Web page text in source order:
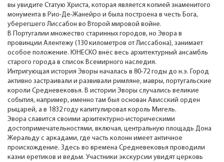
вы увидите Статую Христа, которая является копией знаменитого
монумента в Рио-Де-Жанейро и была построена в честь Бога,
уберегшего Лиссабон во Второй мировой войне.
В Португалии множество старинных городов, но Эвора в
провинции Алентежу (130 километров от Лиссабона), занимает
особое положение. ЮНЕСКО внёс весь архитектурный ансамбль
старого города в список Всемирного наследия.
Интригующая история Эворы началась в 80-72 годы до н.э. Город
активно застраивали и развивали римляне, мавры, португальские
короли Средневековья. В истории Эворы случались великие
события, например, именно там был основан Ависский орден
рыцарей, а в 1832 году капитулировал король Мигель.
Эвора славится своими архитектурно-историческими
достопримечательностями, включая, центральную площадь Дона
Жеральду с аркадами, где часть колонн имеет античное
происхождение. Здесь во времена Средневековья проводили
казни еретиков и ведьм. Участники экскурсии увидят церковь